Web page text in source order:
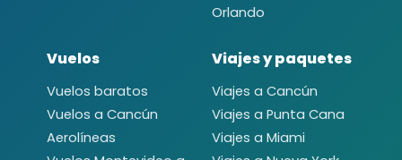
Orlando
Vuelos
Vuelos baratos
Vuelos a Cancún
Aerolíneas
Viajes y paquetes
Viajes a Cancún
Viajes a Punta Cana
Viajes a Miami